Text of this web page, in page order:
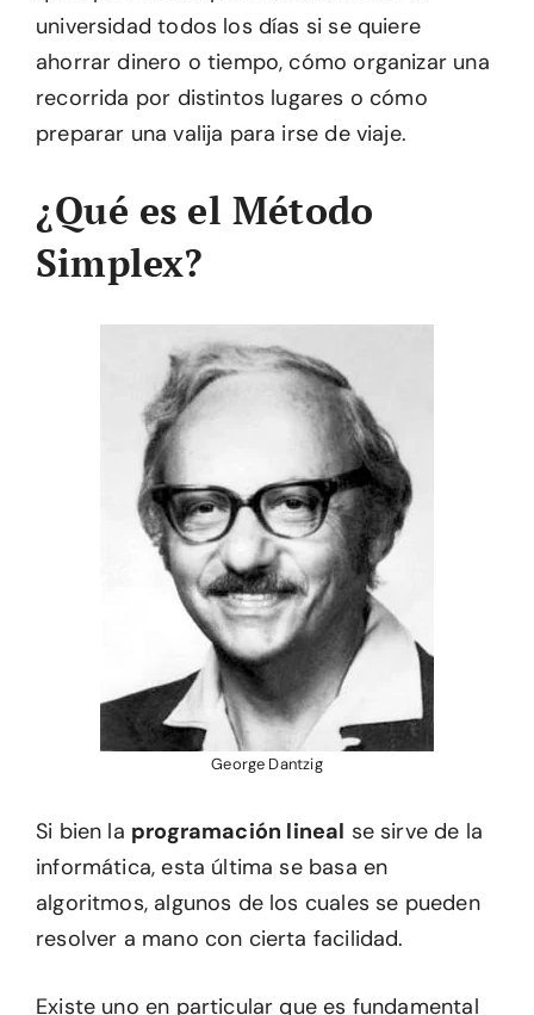
universidad todos los días si se quiere
ahorrar dinero o tiempo, cómo organizar una
recorrida por distintos lugares o cómo
preparar una valija para irse de viaje.
¿Qué es el Método
Simplex?
George Dantzig
Si bien la programación lineal se sirve de la
informática, esta última se basa en
algoritmos, algunos de los cuales se pueden
resolver a mano con cierta facilidad.
Existe uno en particular que es fundamental